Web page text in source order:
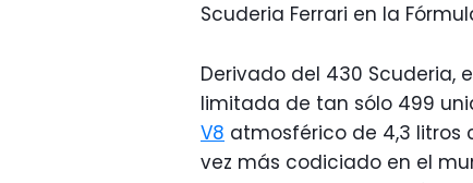
Scuderia Ferrari en la
Derivado del 430 Scuderia,
limitada de tan sólo 499
V8 atmosférico de 4,3 litros
vez más codiciado en el